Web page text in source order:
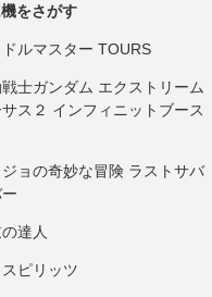
をさがす
ルマスター TOURS
士ガンダム エクストリーム
ス２ インフィニットブース
ョの奇妙な冒険 ラストサバ
達人
ピリッツ